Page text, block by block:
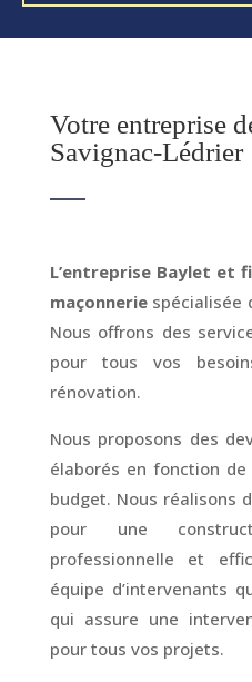
Votre entreprise
Savignac-Lédrier
L’entreprise Baylet et
maçonneriespécialisée
Nous offrons des
pour tous vos
rénovation.
Nous proposons des
élaborés en fonction
budget. Nous réalisons
pour une
professionnelle et
équipe d’intervenants
qui assure une
pour tous vos projets.